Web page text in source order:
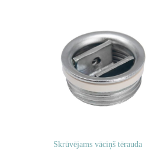
Skrūvējams vāciņš tērauda